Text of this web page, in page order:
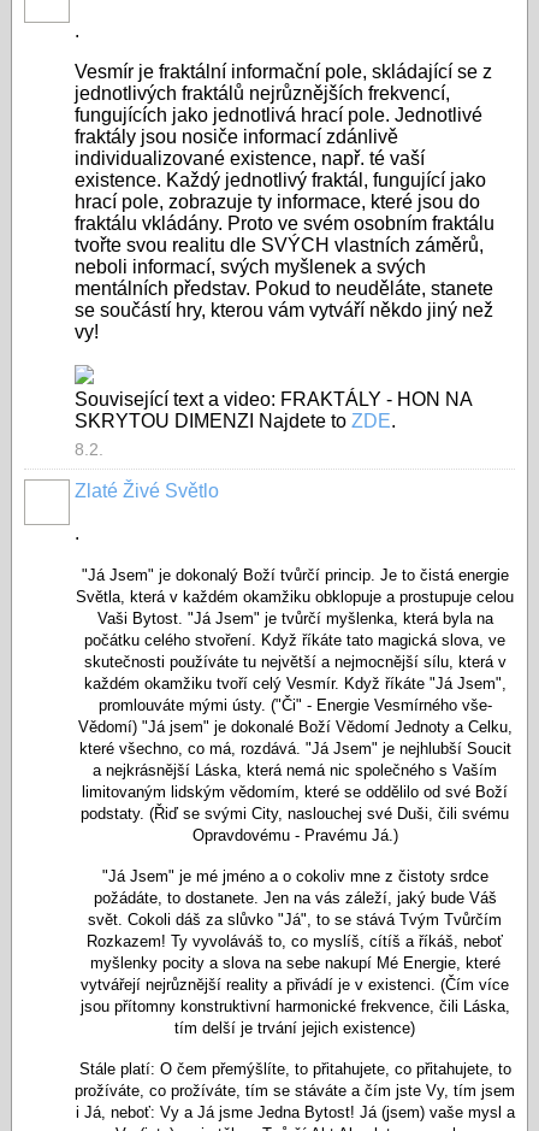
.
Vesmír je fraktální informační pole, skládající se z
jednotlivých fraktálů nejrůznějších frekvencí,
fungujících jako jednotlivá hrací pole. Jednotlivé
fraktály jsou nosiče informací zdánlivě
individualizované existence, např. té vaší
existence. Každý jednotlivý fraktál, fungující jako
hrací pole, zobrazuje ty informace, které jsou do
fraktálu vkládány. Proto ve svém osobním fraktálu
tvořte svou realitu dle SVÝCH vlastních záměrů,
neboli informací, svých myšlenek a svých
mentálních představ. Pokud to neuděláte, stanete
se součástí hry, kterou vám vytváří někdo jiný než
vy!
Související text a video: FRAKTÁLY - HON NA
SKRYTOU DIMENZI Najdete to ZDE.
8.2.
Zlaté Živé Světlo
.
"Já Jsem" je dokonalý Boží tvůrčí princip. Je to čistá energie
Světla, která v každém okamžiku obklopuje a prostupuje celou
Vaši Bytost. "Já Jsem" je tvůrčí myšlenka, která byla na
počátku celého stvoření. Když říkáte tato magická slova, ve
skutečnosti používáte tu největší a nejmocnější sílu, která v
každém okamžiku tvoří celý Vesmír. Když říkáte "Já Jsem",
promlouváte mými ústy. ("Či" - Energie Vesmírného vše-
Vědomí) "Já jsem" je dokonalé Boží Vědomí Jednoty a Celku,
které všechno, co má, rozdává. "Já Jsem" je nejhlubší Soucit
a nejkrásnější Láska, která nemá nic společného s Vaším
limitovaným lidským vědomím, které se oddělilo od své Boží
podstaty. (Řiď se svými City, naslouchej své Duši, čili svému
Opravdovému - Pravému Já.)
"Já Jsem" je mé jméno a o cokoliv mne z čistoty srdce
požádáte, to dostanete. Jen na vás záleží, jaký bude Váš
svět. Cokoli dáš za slůvko "Já", to se stává Tvým Tvůrčím
Rozkazem! Ty vyvoláváš to, co myslíš, cítíš a říkáš, neboť
myšlenky pocity a slova na sebe nakupí Mé Energie, které
vytvářejí nejrůznější reality a přivádí je v existenci. (Čím více
jsou přítomny konstruktivní harmonické frekvence, čili Láska,
tím delší je trvání jejich existence)
Stále platí: O čem přemýšlíte, to přitahujete, co přitahujete, to
prožíváte, co prožíváte, tím se stáváte a čím jste Vy, tím jsem
i Já, neboť: Vy a Já jsme Jedna Bytost! Já (jsem) vaše mysl a